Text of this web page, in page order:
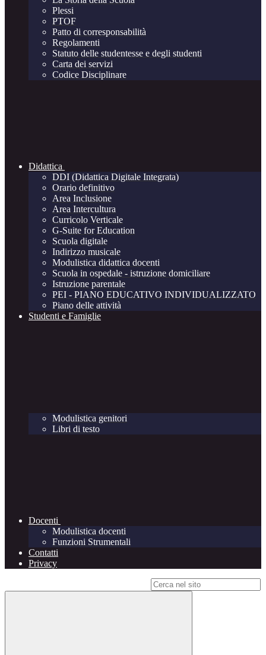
Plessi
PTOF
Patto di corresponsabilità
Regolamenti
Statuto delle studentesse e degli studenti
Carta dei servizi
Codice Disciplinare
Didattica
DDI (Didattica Digitale Integrata)
Orario definitivo
Area Inclusione
Area Intercultura
Curricolo Verticale
G-Suite for Education
Scuola digitale
Indirizzo musicale
Modulistica didattica docenti
Scuola in ospedale - istruzione domiciliare
Istruzione parentale
PEI - PIANO EDUCATIVO INDIVIDUALIZZATO
Piano delle attività
Studenti e Famiglie
Modulistica genitori
Libri di testo
Docenti
Modulistica docenti
Funzioni Strumentali
Contatti
Privacy